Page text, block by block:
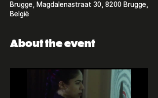
Brugge, Magdalenastraat 30, 8200 Brugge,
België
About the event